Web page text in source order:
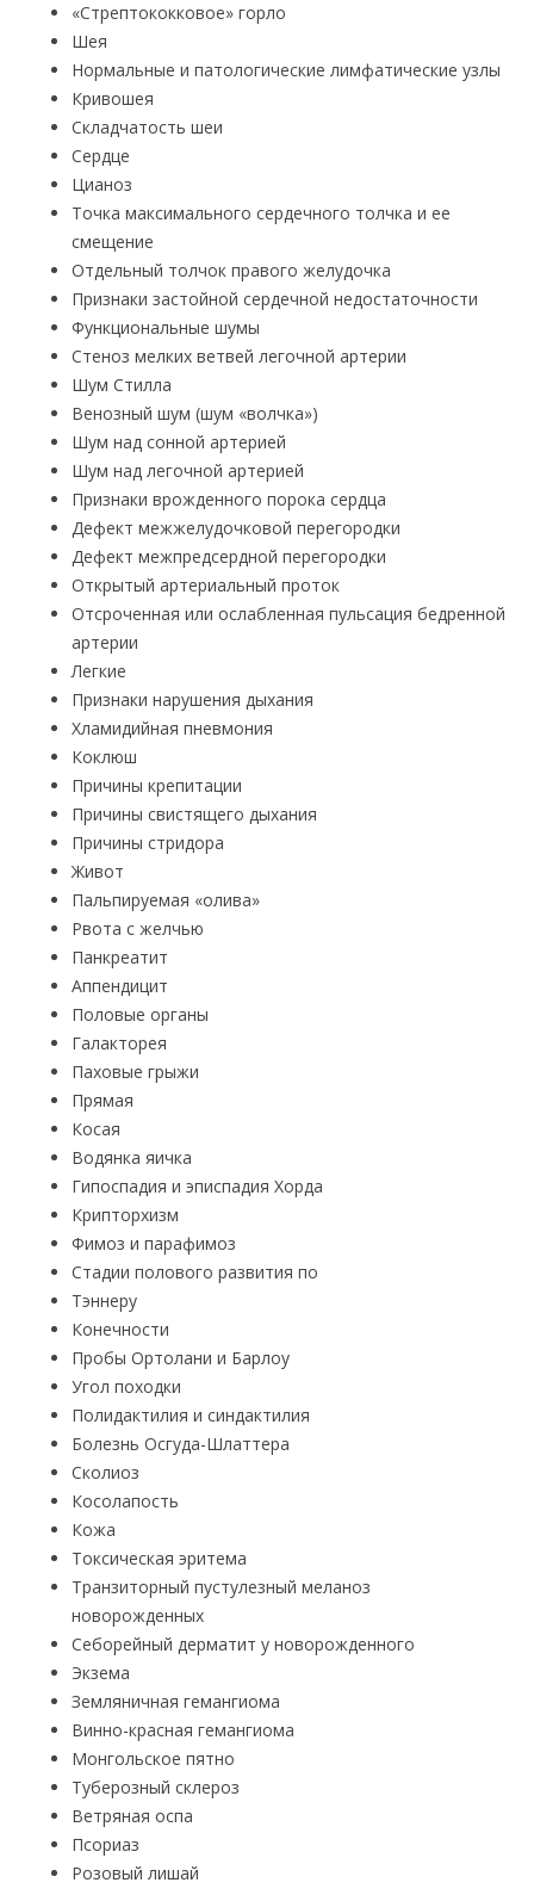
«Стрептококковое» горло
Шея
Нормальные и патологические лимфатические узлы
Кривошея
Складчатость шеи
Сердце
Цианоз
Точка максимального сердечного толчка и ее
смещение
Отдельный толчок правого желудочка
Признаки застойной сердечной недостаточности
Функциональные шумы
Стеноз мелких ветвей легочной артерии
Шум Стилла
Венозный шум (шум «волчка»)
Шум над сонной артерией
Шум над легочной артерией
Признаки врожденного порока сердца
Дефект межжелудочковой перегородки
Дефект межпредсердной перегородки
Открытый артериальный проток
Отсроченная или ослабленная пульсация бедренной
артерии
Легкие
Признаки нарушения дыхания
Хламидийная пневмония
Коклюш
Причины крепитации
Причины свистящего дыхания
Причины стридора
Живот
Пальпируемая «олива»
Рвота с желчью
Панкреатит
Аппендицит
Половые органы
Галакторея
Паховые грыжи
Прямая
Косая
Водянка яичка
Гипоспадия и эписпадия Хорда
Крипторхизм
Фимоз и парафимоз
Стадии полового развития по
Тэннеру
Конечности
Пробы Ортолани и Барлоу
Угол походки
Полидактилия и синдактилия
Болезнь Осгуда-Шлаттера
Сколиоз
Косолапость
Кожа
Токсическая эритема
Транзиторный пустулезный меланоз
новорожденных
Себорейный дерматит у новорожденного
Экзема
Земляничная гемангиома
Винно-красная гемангиома
Монгольское пятно
Туберозный склероз
Ветряная оспа
Псориаз
Розовый лишай